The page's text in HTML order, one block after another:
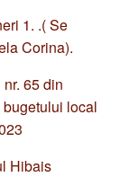
1. .( Se
Corina).
65 din
local
Hibais